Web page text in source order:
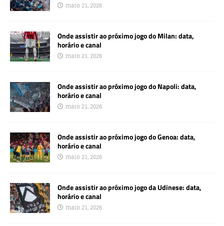
maio 21, 2026
Onde assistir ao próximo jogo do Milan: data,
horário e canal
maio 21, 2026
Onde assistir ao próximo jogo do Napoli: data,
horário e canal
maio 21, 2026
Onde assistir ao próximo jogo do Genoa: data,
horário e canal
maio 21, 2026
Onde assistir ao próximo jogo da Udinese: data,
horário e canal
maio 21, 2026